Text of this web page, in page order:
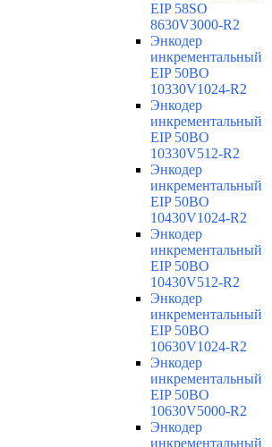
EIP 58SO
8630V3000-R2
Энкодер
инкрементальный
EIP 50BO
10330V1024-R2
Энкодер
инкрементальный
EIP 50BO
10330V512-R2
Энкодер
инкрементальный
EIP 50BO
10430V1024-R2
Энкодер
инкрементальный
EIP 50BO
10430V512-R2
Энкодер
инкрементальный
EIP 50BO
10630V1024-R2
Энкодер
инкрементальный
EIP 50BO
10630V5000-R2
Энкодер
инкрементальный